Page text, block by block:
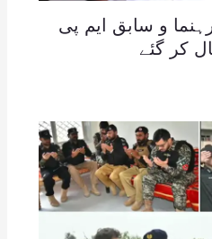
و سابق ایم پی
کر گئے